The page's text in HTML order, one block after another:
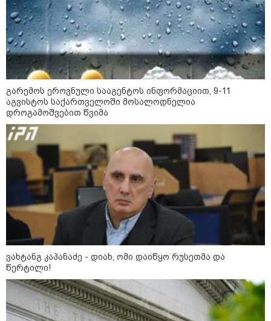
საქართველოს
თავისუფლებისთვის შეწირული
გმირების მემორიალზე
გაკეთდა" - "ნაციონალური
მოძრაობა"
19:03 / 08-08-2026
"მკაცრად ვგმობთ ირაკლი
კობახიძის განცხადებას" -
"კოალიცია ცვლილებისთვის"
16:33 / 08-08-2026
"გიორგი ბარამიძემ რაღაც
არასწორად ჩამოაყალიბა,
მაგრამ ნამდვილად არ
ეკუთვნის წიხლი ივანიშვილის
ღალატზე დაფუძნებული
დიქტატურის მსახურებისგან" -
მიხეილ სააკაშვილი
16:22 / 08-08-2026
"აი, ეს არის სამშობლოს
ღალატი" - როგორ ეხმაურება
დაკავშირებით ირაკლი
კობახიძის განცხადებას?
გარემოს ეროვნული სააგენტოს ინფორმაციით, 9-11
აგვისტოს საქართველოში მოსალოდნელია
დროგამოშვებით წვიმა
ვახტანგ კაპანაძე - დიახ, ომი დაიწყო რუსეთმა და
წერტილი!